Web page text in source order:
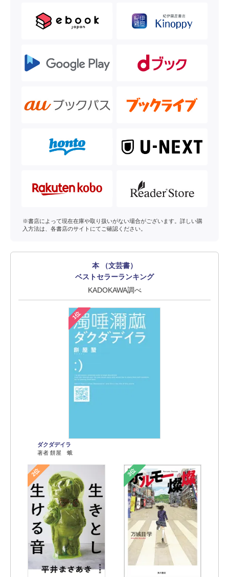
※書店によって現在在庫や取り扱いがない場合がございます。詳しい購
入方法は、各書店のサイトにてご確認ください。
本 （文芸書）
ベストセラーランキング
KADOKAWA調べ
1位
ダクダデイラ
著者 餅屋 蛾
2位 3位